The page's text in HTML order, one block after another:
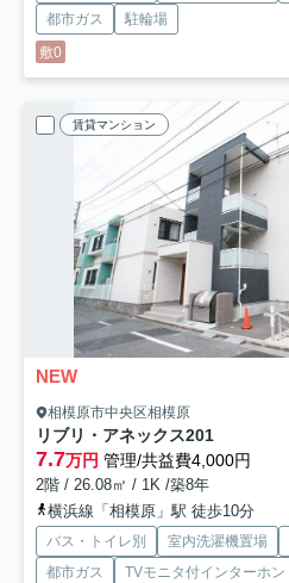
都市ガス
駐輪場
敷0
賃貸マンション
NEW
相模原市中央区相模原
リブリ・アネックス201
7.7万円 管理/共益費4,000円
2階 / 26.08㎡ / 1K /築8年
横浜線「相模原」駅 徒歩10分
バス・トイレ別 室内洗濯機置場
都市ガス
TVモニタ付インターホン